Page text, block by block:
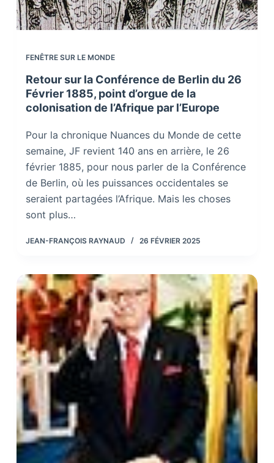
FENÊTRE SUR LE MONDE
Retour sur la Conférence de Berlin du 26
Février 1885, point d’orgue de la
colonisation de l’Afrique par l’Europe
Pour la chronique Nuances du Monde de cette
semaine, JF revient 140 ans en arrière, le 26
février 1885, pour nous parler de la Conférence
de Berlin, où les puissances occidentales se
seraient partagées l’Afrique. Mais les choses
sont plus…
JEAN-FRANÇOIS RAYNAUD 26 FÉVRIER 2025